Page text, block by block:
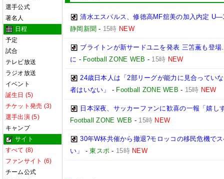
選手公式
著名人
日程
予定
試合
テレビ放送
ラジオ放送
イベント
誕生日 (5)
チケット発売 (3)
選手出演 (5)
キャンプ
サイト
すべて (8)
ファンサイト (6)
チーム公式
清水エスパルス、修徳高MF舘美の加入内定
静岡新聞 - 15時 NEW
ブライトンが新サードユニを発表 三笘薫も登
に - Football ZONE WEB - 15時 NEW
24歳日本人は「2部リーグが能力に見合ってい
者はいない」
- Football ZONE WEB - 15時 NEW
日本深夜、サッカーファンに歓喜の一報「嬉
Football ZONE WEB - 15時 NEW
30年W杯共催から撤退?モロッコの移民危機で
い」
-東スポ - 15時 NEW